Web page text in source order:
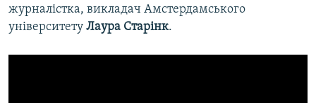
журналістка, викладач Амстердамського
університету Лаура Старінк.